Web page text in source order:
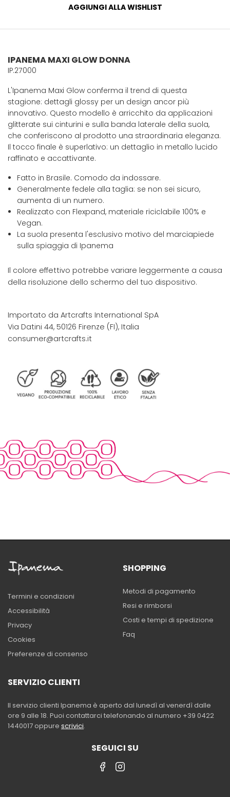
AGGIUNGI ALLA WISHLIST
IPANEMA MAXI GLOW DONNA
IP.27000
L'Ipanema Maxi Glow conferma il trend di questa
stagione: dettagli glossy per un design ancor più
innovativo. Questo modello è arricchito da applicazioni
glitterate sui cinturini e sulla banda laterale della suola,
che conferiscono al prodotto una straordinaria eleganza.
Il tocco finale è superlativo: un dettaglio in metallo lucido
raffinato e accattivante.
Fatto in Brasile. Comodo da indossare.
Generalmente fedele alla taglia: se non sei sicuro,
aumenta di un numero.
Realizzato con Flexpand, materiale riciclabile 100% e
Vegan.
La suola presenta l'esclusivo motivo del marciapiede
sulla spiaggia di Ipanema
Il colore effettivo potrebbe variare leggermente a causa
della risoluzione dello schermo del tuo dispositivo.
Importato da Artcrafts International SpA
Via Datini 44, 50126 Firenze (FI), Italia
consumer@artcrafts.it
Termini e condizioni
Accessibilità
Privacy
Cookies
Preferenze di consenso
SHOPPING
Metodi di pagamento
Resi e rimborsi
Costi e tempi di spedizione
Faq
SERVIZIO CLIENTI
Il servizio clienti Ipanema è aperto dal lunedì al venerdì dalle
ore 9 alle 18. Puoi contattarci telefonando al numero +39 0422
1440017 oppure scrivici.
SEGUICI SU